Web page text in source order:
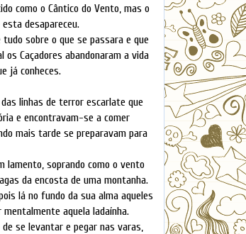
como o Cântico do Vento, mas o
desapareceu.
sobre o que se passara e que
Caçadores abandonaram a vida
já conheces.
linhas de terror escarlate que
e encontravam-se a comer
mais tarde se preparavam para
lamento, soprando como o vento
da encosta de uma montanha.
lá no fundo da sua alma aqueles
aquela ladaínha.
se levantar e pegar nas varas,